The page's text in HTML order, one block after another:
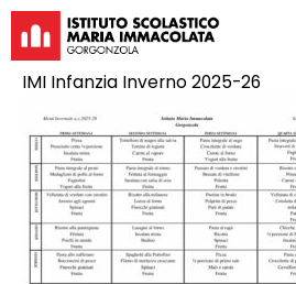
IMI Infanzia Inverno 2025-26